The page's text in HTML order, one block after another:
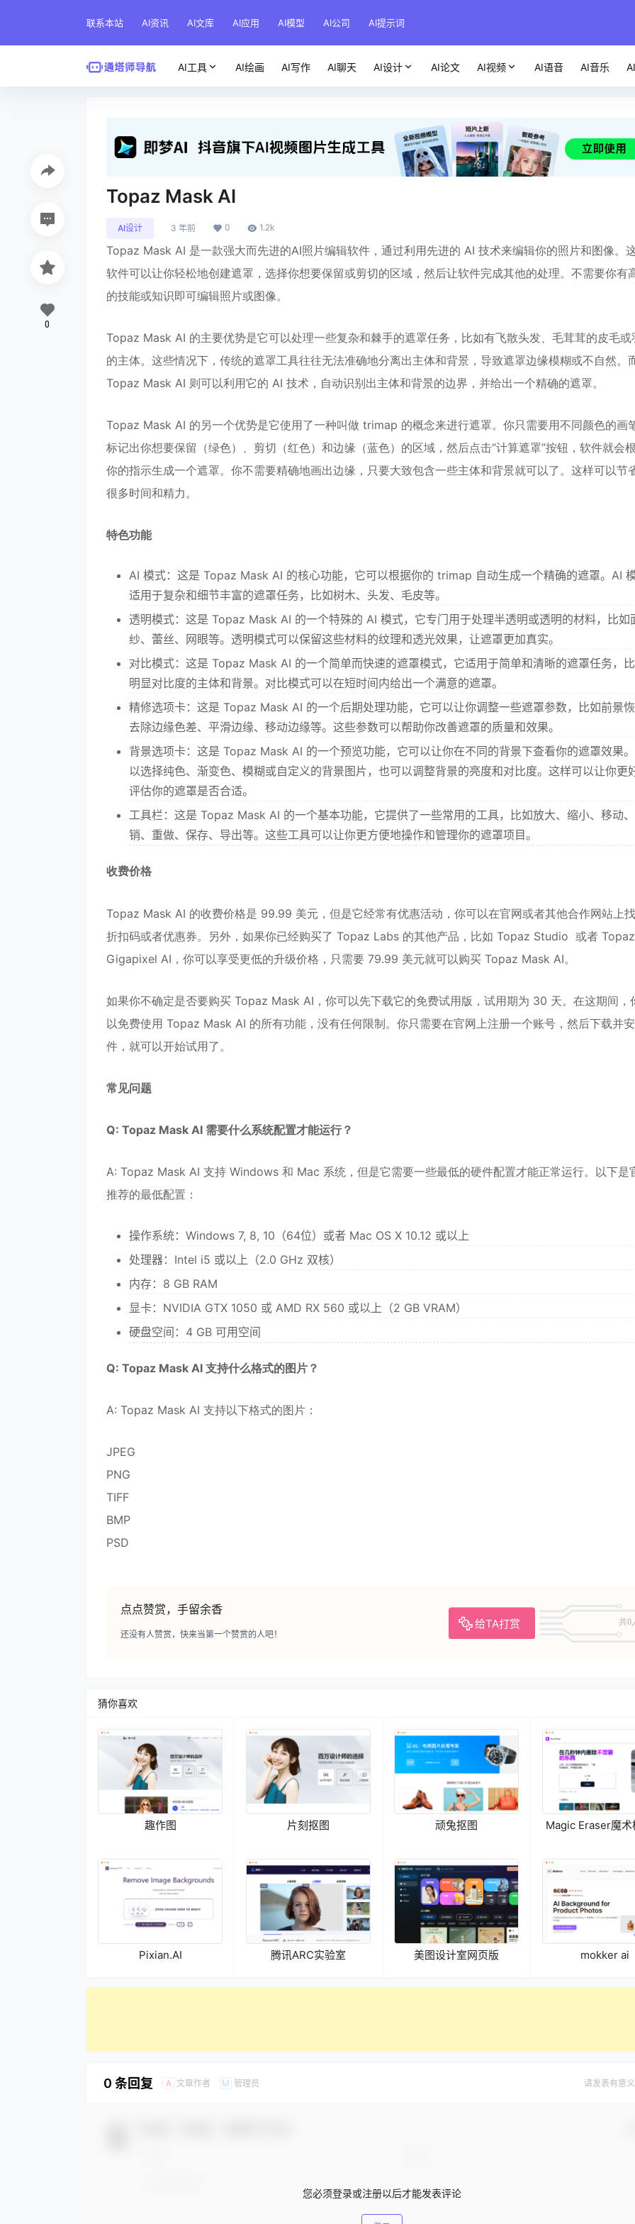
联系本站 AI资讯 AI文库 AI应用 AI模型 AI公司 AI提示词
AI工具 AI绘画 AI写作 AI聊天 AI设计 AI论文 AI视频 AI语音 AI音乐
Topaz Mask AI
AI设计 3 年前 0 1.2k
Topaz Mask AI 是一款强大而先进的AI照片编辑软件，通过利用先进的 AI 技术来编辑你的照片和图像。
软件可以让你轻松地创建遮罩，选择你想要保留或剪切的区域，然后让软件完成其他的处理。不需要你有
的技能或知识即可编辑照片或图像。
Topaz Mask AI 的主要优势是它可以处理一些复杂和棘手的遮罩任务，比如有飞散头发、毛茸茸的皮毛或
的主体。这些情况下，传统的遮罩工具往往无法准确地分离出主体和背景，导致遮罩边缘模糊或不自然。
Topaz Mask AI 则可以利用它的 AI 技术，自动识别出主体和背景的边界，并给出一个精确的遮罩。
Topaz Mask AI 的另一个优势是它使用了一种叫做 trimap 的概念来进行遮罩。你只需要用不同颜色的画
标记出你想要保留（绿色）、剪切（红色）和边缘（蓝色）的区域，然后点击“计算遮罩”按钮，软件就会
你的指示生成一个遮罩。你不需要精确地画出边缘，只要大致包含一些主体和背景就可以了。这样可以节
很多时间和精力。
特色功能
AI 模式：这是 Topaz Mask AI 的核心功能，它可以根据你的 trimap 自动生成一个精确的遮罩。AI
适用于复杂和细节丰富的遮罩任务，比如树木、头发、毛皮等。
透明模式：这是 Topaz Mask AI 的一个特殊的 AI 模式，它专门用于处理半透明或透明的材料，比如
纱、蕾丝、网眼等。透明模式可以保留这些材料的纹理和透光效果，让遮罩更加真实。
对比模式：这是 Topaz Mask AI 的一个简单而快速的遮罩模式，它适用于简单和清晰的遮罩任务，
明显对比度的主体和背景。对比模式可以在短时间内给出一个满意的遮罩。
精修选项卡：这是 Topaz Mask AI 的一个后期处理功能，它可以让你调整一些遮罩参数，比如前景恢
去除边缘色差、平滑边缘、移动边缘等。这些参数可以帮助你改善遮罩的质量和效果。
背景选项卡：这是 Topaz Mask AI 的一个预览功能，它可以让你在不同的背景下查看你的遮罩效果
以选择纯色、渐变色、模糊或自定义的背景图片，也可以调整背景的亮度和对比度。这样可以让你更
评估你的遮罩是否合适。
工具栏：这是 Topaz Mask AI 的一个基本功能，它提供了一些常用的工具，比如放大、缩小、移动
销、重做、保存、导出等。这些工具可以让你更方便地操作和管理你的遮罩项目。
收费价格
Topaz Mask AI 的收费价格是 99.99 美元，但是它经常有优惠活动，你可以在官网或者其他合作网站上
折扣码或者优惠券。另外，如果你已经购买了 Topaz Labs 的其他产品，比如 Topaz Studio 或者 Topaz
Gigapixel AI，你可以享受更低的升级价格，只需要 79.99 美元就可以购买 Topaz Mask AI。
如果你不确定是否要购买 Topaz Mask AI，你可以先下载它的免费试用版，试用期为 30 天。在这期间，
以免费使用 Topaz Mask AI 的所有功能，没有任何限制。你只需要在官网上注册一个账号，然后下载并
件，就可以开始试用了。
常见问题
Q: Topaz Mask AI 需要什么系统配置才能运行？
A: Topaz Mask AI 支持 Windows 和 Mac 系统，但是它需要一些最低的硬件配置才能正常运行。以下是
推荐的最低配置：
操作系统：Windows 7, 8, 10（64位）或者 Mac OS X 10.12 或以上
处理器：Intel i5 或以上（2.0 GHz 双核）
内存：8 GB RAM
显卡：NVIDIA GTX 1050 或 AMD RX 560 或以上（2 GB VRAM）
硬盘空间：4 GB 可用空间
Q: Topaz Mask AI 支持什么格式的图片？
A: Topaz Mask AI 支持以下格式的图片：
JPEG
PNG
TIFF
BMP
PSD
点点赞赏，手留余香
给TA打赏 共0
还没有人赞赏，快来当第一个赞赏的人吧！
0
猜你喜欢
趣作图 片刻抠图 顽兔抠图 Magic Eraser魔术
Pixian.AI 腾讯ARC实验室 美图设计室网页版 mokker ai
0 条回复 A 文章作者 M 管理员 请发表有意
您必须登录或注册以后才能发表评论